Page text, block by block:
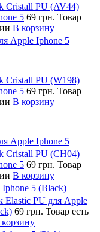
Cristall PU (AV44)
5 69 грн. Товар
В корзину
Apple Iphone 5
Cristall PU (W198)
5 69 грн. Товар
В корзину
Apple Iphone 5
Cristall PU (CH04)
5 69 грн. Товар
В корзину
5 (Black)
Elastic PU для Apple
69 грн. Товар есть